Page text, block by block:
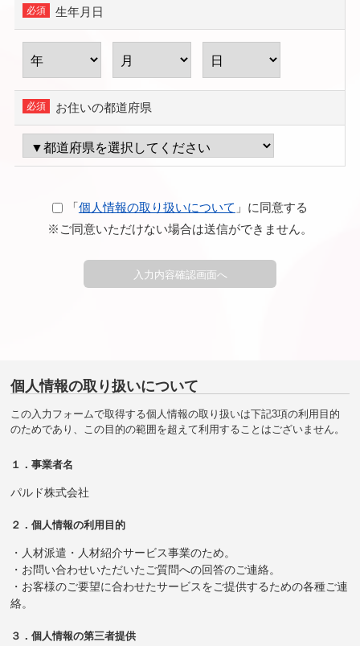
生年月日
お住いの都道府県
「個人情報の取り扱いについて 」に同意する
※ご同意いただけない場合は送信ができません。
個人情報の取り扱いについて
この入力フォームで取得する個人情報の取り扱いは下記3項の利用目的
のためであり、この目的の範囲を超えて利用することはございません。
１．事業者名
パルド株式会社
２．個人情報の利用目的
・人材派遣・人材紹介サービス事業のため。
・お問い合わせいただいたご質問への回答のご連絡。
・お客様のご要望に合わせたサービスをご提供するための各種ご連
絡。
３．個人情報の第三者提供